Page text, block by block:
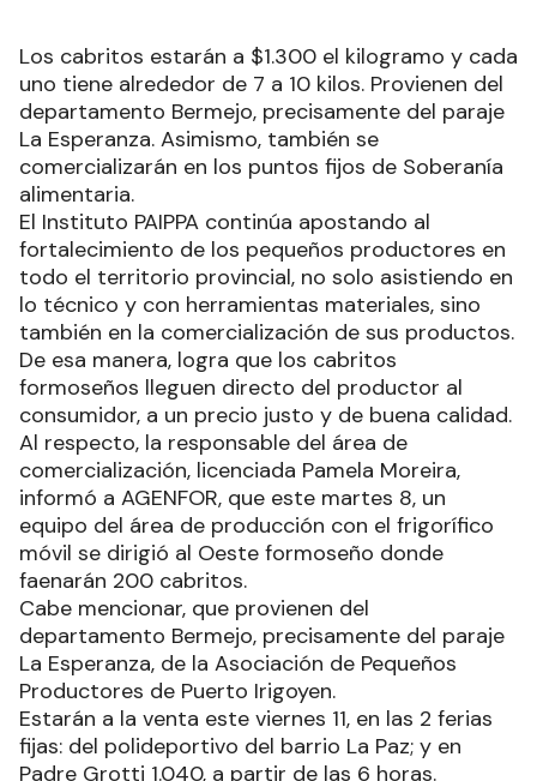
Los cabritos estarán a $1.300 el kilogramo y cada
uno tiene alrededor de 7 a 10 kilos. Provienen del
departamento Bermejo, precisamente del paraje
La Esperanza. Asimismo, también se
comercializarán en los puntos fijos de Soberanía
alimentaria.
El Instituto PAIPPA continúa apostando al
fortalecimiento de los pequeños productores en
todo el territorio provincial, no solo asistiendo en
lo técnico y con herramientas materiales, sino
también en la comercialización de sus productos.
De esa manera, logra que los cabritos
formoseños lleguen directo del productor al
consumidor, a un precio justo y de buena calidad.
Al respecto, la responsable del área de
comercialización, licenciada Pamela Moreira,
informó a AGENFOR, que este martes 8, un
equipo del área de producción con el frigorífico
móvil se dirigió al Oeste formoseño donde
faenarán 200 cabritos.
Cabe mencionar, que provienen del
departamento Bermejo, precisamente del paraje
La Esperanza, de la Asociación de Pequeños
Productores de Puerto Irigoyen.
Estarán a la venta este viernes 11, en las 2 ferias
fijas: del polideportivo del barrio La Paz; y en
Padre Grotti 1.040, a partir de las 6 horas.